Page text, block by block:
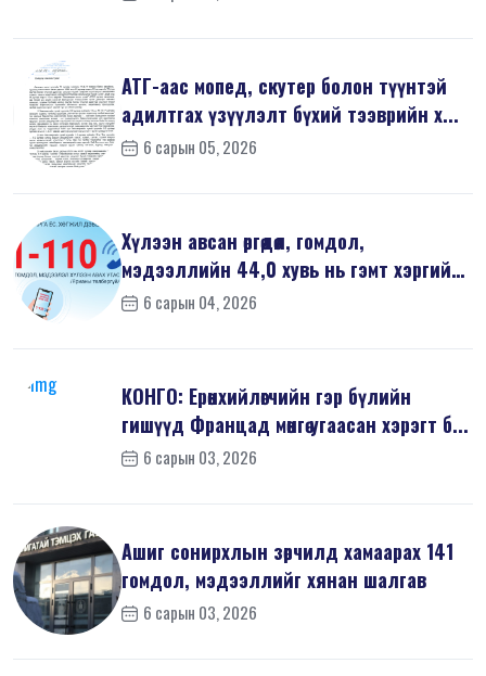
АТГ-аас мопед, скутер болон түүнтэй
адилтгах үзүүлэлт бүхий тээврийн х...
6 сарын 05, 2026
Хүлээн авсан өргөдөл, гомдол,
мэдээллийн 44,0 хувь нь гэмт хэргийн
шин...
6 сарын 04, 2026
КОНГО: Ерөнхийлөгчийн гэр бүлийн
гишүүд Францад мөнгө угаасан хэрэгт б...
6 сарын 03, 2026
Ашиг сонирхлын зөрчилд хамаарах 141
гомдол, мэдээллийг хянан шалгав
6 сарын 03, 2026